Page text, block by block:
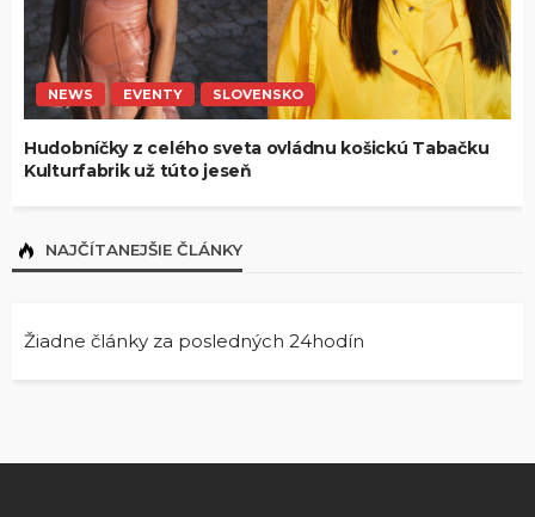
NEWS EVENTY SLOVENSKO
Hudobníčky z celého sveta ovládnu košickú Tabačku
Kulturfabrik už túto jeseň
NAJČÍTANEJŠIE ČLÁNKY
Žiadne články za posledných 24hodín